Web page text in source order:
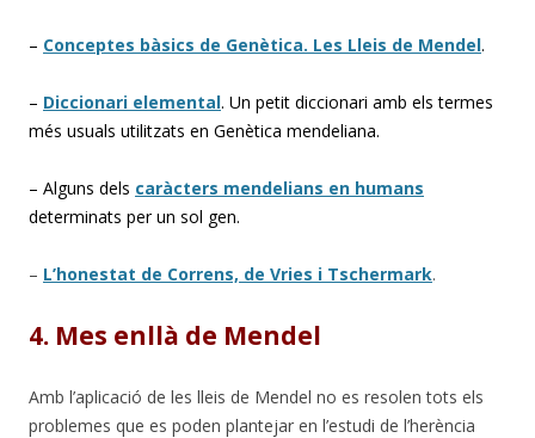
– Conceptes bàsics de Genètica. Les Lleis de Mendel.
– Diccionari elemental. Un petit diccionari amb els termes
més usuals utilitzats en Genètica mendeliana.
– Alguns dels caràcters mendelians en humans
determinats per un sol gen.
– L’honestat de Correns, de Vries i Tschermark.
4. Mes enllà de Mendel
Amb l’aplicació de les lleis de Mendel no es resolen tots els
problemes que es poden plantejar en l’estudi de l’herència